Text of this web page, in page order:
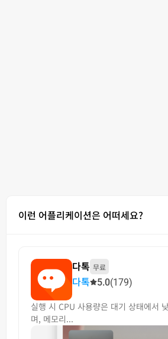
이런 어플리케이션은 어떠세요?
다톡 무료
다톡 5.0(179)
실행 시 CPU 사용량은 대기 상태에서
며, 메모리...